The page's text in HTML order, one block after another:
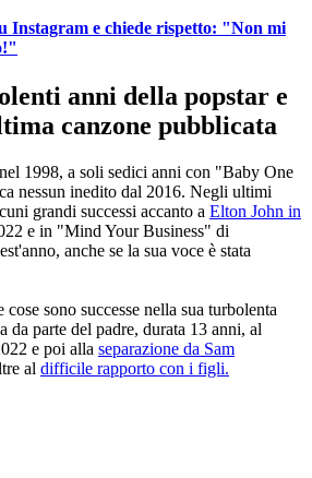
Instagram e chiede rispetto: "Non mi
anni della popstar e
canzone pubblicata
1998, a soli sedici anni con "Baby One
nessun inedito dal 2016. Negli ultimi
grandi successi accanto a Elton John in
e in "Mind Your Business" di
anche se la sua voce è stata
sono successe nella sua turbolenta
da parte del padre, durata 13 anni, al
e poi alla separazione da Sam
al difficile rapporto con i figli.